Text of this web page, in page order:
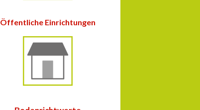
Öffentliche Einrichtungen